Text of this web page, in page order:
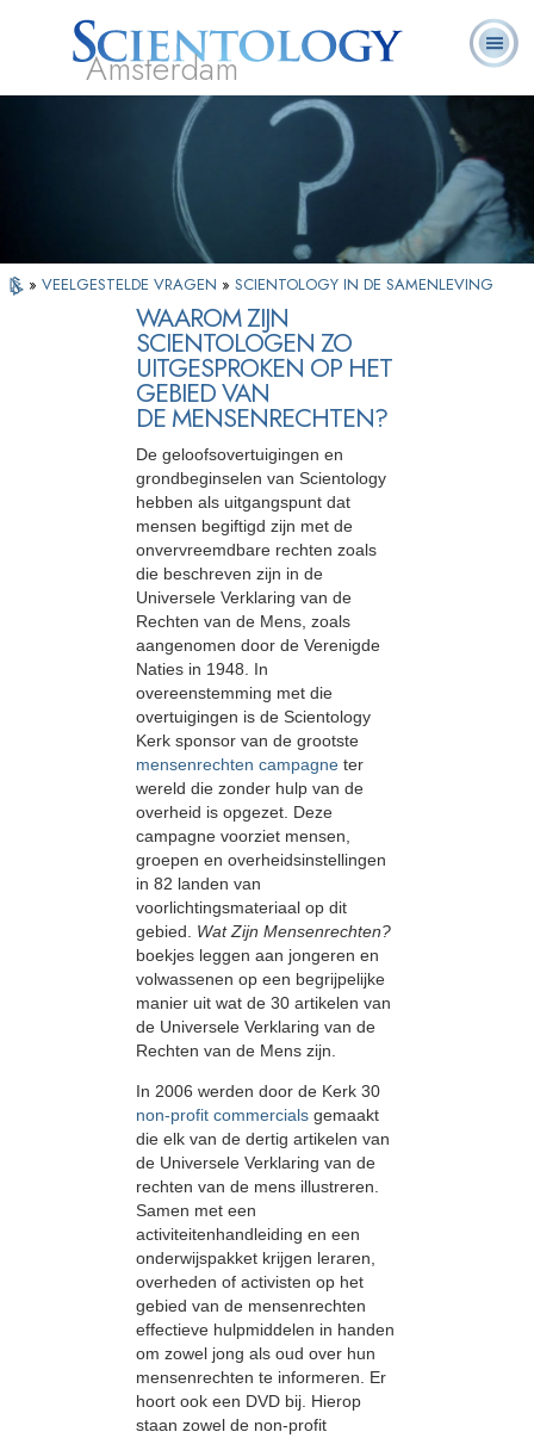
Amsterdam
Wat is
Scientology?
Pastoraal
Werkers
Veelgestelde
vragen
» VEELGESTELDE VRAGEN » SCIENTOLOGY IN DE SAMENLEVING
WAAROM ZIJN
SCIENTOLOGEN ZO
UITGESPROKEN OP HET
GEBIED VAN
DE MENSENRECHTEN?
De geloofsovertuigingen en
grondbeginselen van Scientology
hebben als uitgangspunt dat
mensen begiftigd zijn met de
onvervreemdbare rechten zoals
die beschreven zijn in de
Universele Verklaring van de
Rechten van de Mens, zoals
aangenomen door de Verenigde
Naties in 1948. In
overeenstemming met die
overtuigingen is de Scientology
Kerk sponsor van de grootste
mensenrechten campagne ter
wereld die zonder hulp van de
overheid is opgezet. Deze
campagne voorziet mensen,
groepen en overheidsinstellingen
in 82 landen van
voorlichtingsmateriaal op dit
gebied. Wat Zijn Mensenrechten?
boekjes leggen aan jongeren en
volwassenen op een begrijpelijke
manier uit wat de 30 artikelen van
de Universele Verklaring van de
Rechten van de Mens zijn.
In 2006 werden door de Kerk 30
non-profit commercials gemaakt
die elk van de dertig artikelen van
de Universele Verklaring van de
rechten van de mens illustreren.
Samen met een
activiteitenhandleiding en een
onderwijspakket krijgen leraren,
overheden of activisten op het
gebied van de mensenrechten
effectieve hulpmiddelen in handen
om zowel jong als oud over hun
mensenrechten te informeren. Er
hoort ook een DVD bij. Hierop
staan zowel de non-profit